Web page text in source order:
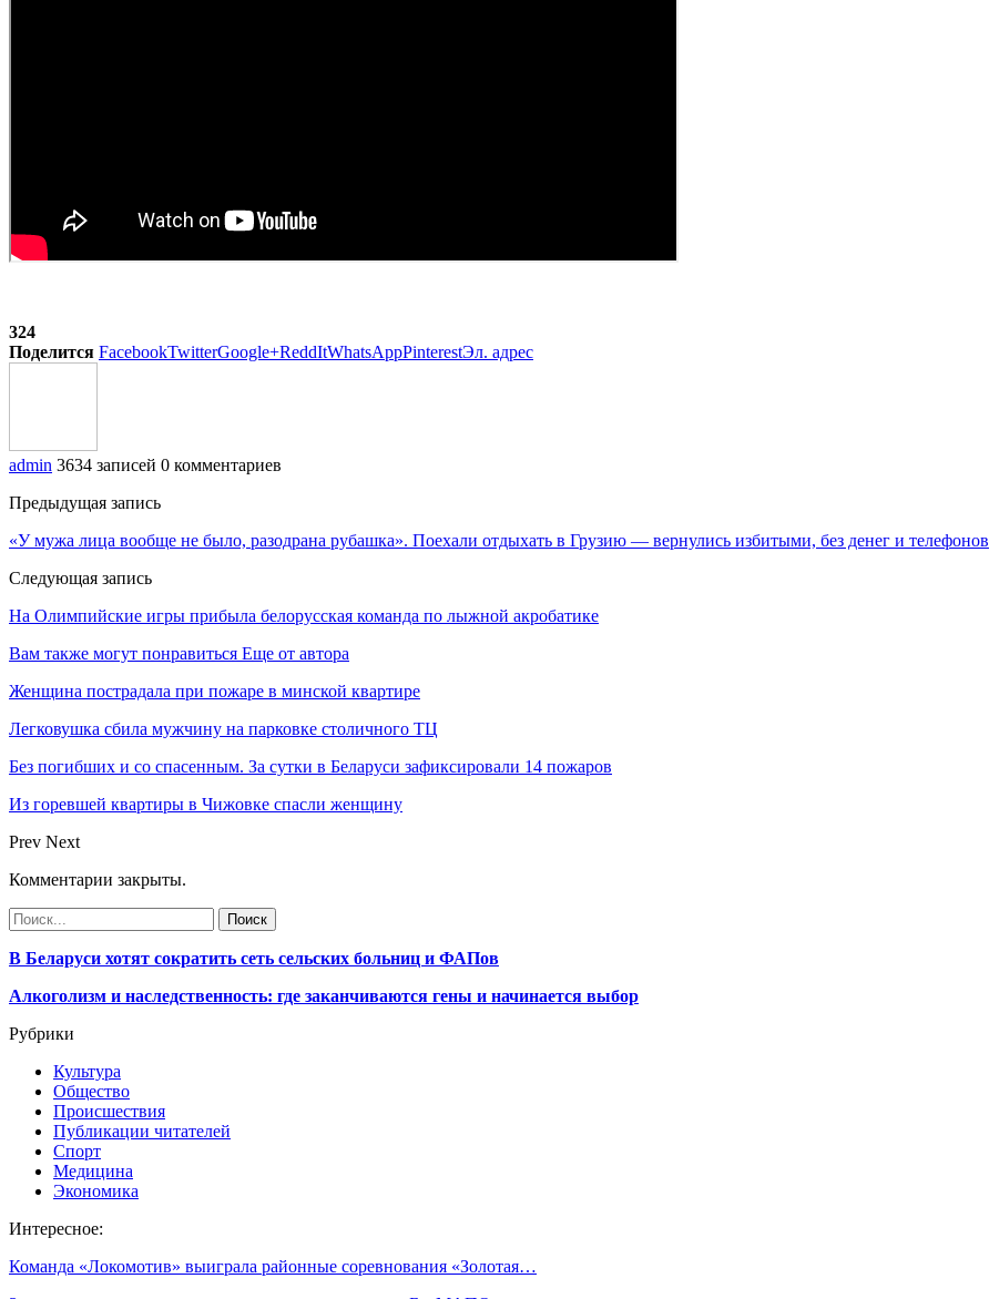
324
Поделится FacebookTwitterGoogle+ReddItWhatsAppPinterestЭл. адрес
admin 3634 записей 0 комментариев
Предыдущая запись
«У мужа лица вообще не было, разодрана рубашка». Поехали отдыхать в Грузию — вернулись избитыми, без денег и телефонов
Следующая запись
На Олимпийские игры прибыла белорусская команда по лыжной акробатике
Вам также могут понравиться Еще от автора
Женщина пострадала при пожаре в минской квартире
Легковушка сбила мужчину на парковке столичного ТЦ
Без погибших и со спасенным. За сутки в Беларуси зафиксировали 14 пожаров
Из горевшей квартиры в Чижовке спасли женщину
Prev Next
Комментарии закрыты.
В Беларуси хотят сократить сеть сельских больниц и ФАПов
Алкоголизм и наследственность: где заканчиваются гены и начинается выбор
Рубрики
Культура
Общество
Происшествия
Публикации читателей
Спорт
Медицина
Экономика
Интересное:
Команда «Локомотив» выиграла районные соревнования «Золотая…